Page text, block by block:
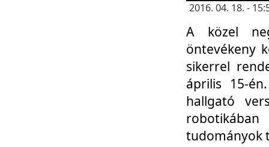
2016. 04. 18. -
A közel
öntevékeny
sikerrel
április 15-
hallgató
tudományok